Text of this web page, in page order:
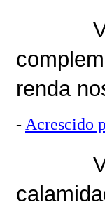
renda
- Acrescido